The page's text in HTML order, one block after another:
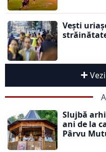
Vești
Slujbă
ani de la
Pârvu